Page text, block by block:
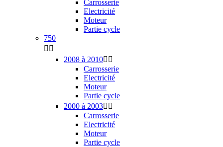
Carrosserie
Electricité
Moteur
Partie cycle
750
 
2008 à 2010 
Carrosserie
Electricité
Moteur
Partie cycle
2000 à 2003 
Carrosserie
Electricité
Moteur
Partie cycle